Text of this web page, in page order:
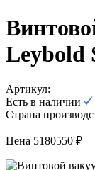
Leybold
Артикул:
Есть в наличии
Страна
Цена 5180550 ₽